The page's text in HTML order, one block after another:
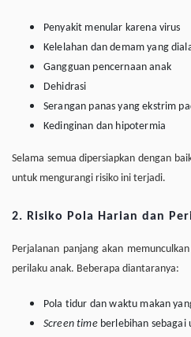
Penyakit menular karena virus
Kelelahan dan demam yang
Gangguan pencernaan anak
Dehidrasi
Serangan panas yang ekstrim
Kedinginan dan hipotermia
Selama semua dipersiapkan dengan
untuk mengurangi risiko ini terjadi.
2. Risiko Pola Harian dan
Perjalanan panjang akan
perilaku anak. Beberapa diantaranya:
Pola tidur dan waktu makan
Screen timeberlebihan sebagai